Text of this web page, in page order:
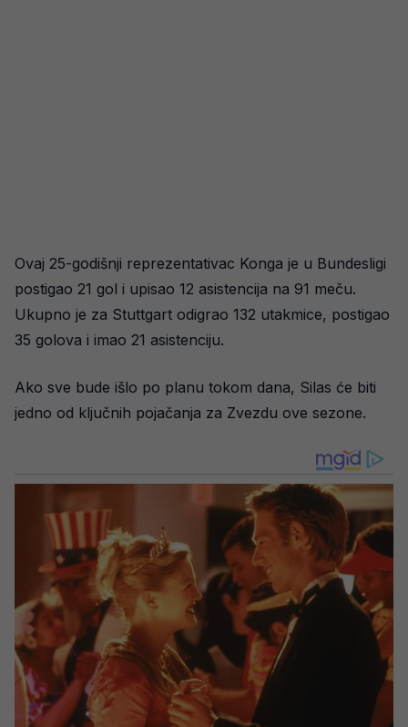
Ovaj 25-godišnji reprezentativac Konga je u Bundesligi
postigao 21 gol i upisao 12 asistencija na 91 meču.
Ukupno je za Stuttgart odigrao 132 utakmice, postigao
35 golova i imao 21 asistenciju.
Ako sve bude išlo po planu tokom dana, Silas će biti
jedno od ključnih pojačanja za Zvezdu ove sezone.